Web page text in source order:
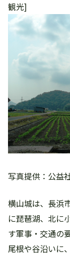
観光]
写真提供：公益
横山城は、長浜
に琵琶湖、北に
す軍事・交通の
尾根や谷沿いに